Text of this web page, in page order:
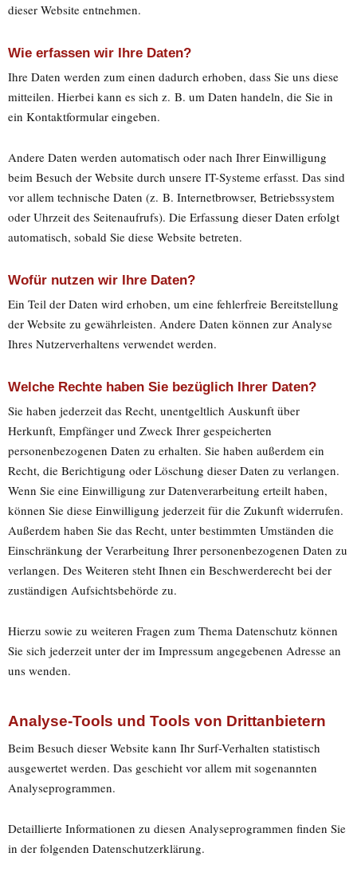
dieser Website entnehmen.
Wie erfassen wir Ihre Daten?
Ihre Daten werden zum einen dadurch erhoben, dass Sie uns diese
mitteilen. Hierbei kann es sich z. B. um Daten handeln, die Sie in
ein Kontaktformular eingeben.
Andere Daten werden automatisch oder nach Ihrer Einwilligung
beim Besuch der Website durch unsere IT-Systeme erfasst. Das sind
vor allem technische Daten (z. B. Internetbrowser, Betriebssystem
oder Uhrzeit des Seitenaufrufs). Die Erfassung dieser Daten erfolgt
automatisch, sobald Sie diese Website betreten.
Wofür nutzen wir Ihre Daten?
Ein Teil der Daten wird erhoben, um eine fehlerfreie Bereitstellung
der Website zu gewährleisten. Andere Daten können zur Analyse
Ihres Nutzerverhaltens verwendet werden.
Welche Rechte haben Sie bezüglich Ihrer Daten?
Sie haben jederzeit das Recht, unentgeltlich Auskunft über
Herkunft, Empfänger und Zweck Ihrer gespeicherten
personenbezogenen Daten zu erhalten. Sie haben außerdem ein
Recht, die Berichtigung oder Löschung dieser Daten zu verlangen.
Wenn Sie eine Einwilligung zur Datenverarbeitung erteilt haben,
können Sie diese Einwilligung jederzeit für die Zukunft widerrufen.
Außerdem haben Sie das Recht, unter bestimmten Umständen die
Einschränkung der Verarbeitung Ihrer personenbezogenen Daten zu
verlangen. Des Weiteren steht Ihnen ein Beschwerderecht bei der
zuständigen Aufsichtsbehörde zu.
Hierzu sowie zu weiteren Fragen zum Thema Datenschutz können
Sie sich jederzeit unter der im Impressum angegebenen Adresse an
uns wenden.
Analyse-Tools und Tools von Dritt­anbietern
Beim Besuch dieser Website kann Ihr Surf-Verhalten statistisch
ausgewertet werden. Das geschieht vor allem mit sogenannten
Analyseprogrammen.
Detaillierte Informationen zu diesen Analyseprogrammen finden Sie
in der folgenden Datenschutzerklärung.